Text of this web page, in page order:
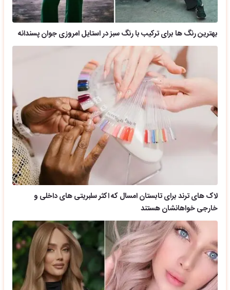
بهترین رنگ ها برای ترکیب با رنگ سبز در استایل امروزی جوان پسندانه
لاک های ترند برای تابستان امسال که اکثر سلبریتی های داخلی و
خارجی خواهانشان هستند